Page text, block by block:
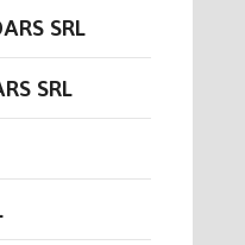
SRL
SRL